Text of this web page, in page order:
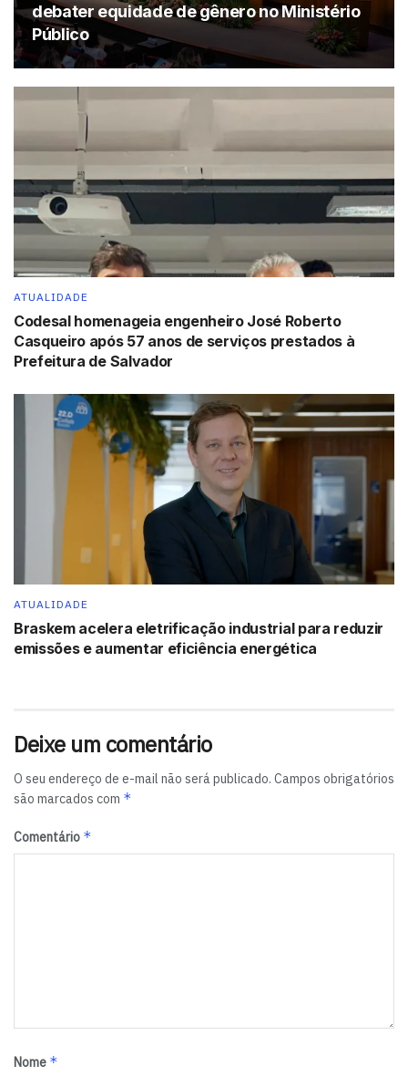
debater equidade de gênero no Ministério
Público
ATUALIDADE
Codesal homenageia engenheiro José Roberto
Casqueiro após 57 anos de serviços prestados à
Prefeitura de Salvador
ATUALIDADE
Braskem acelera eletrificação industrial para reduzir
emissões e aumentar eficiência energética
Deixe um comentário
O seu endereço de e-mail não será publicado. Campos obrigatórios
são marcados com *
Comentário *
Nome *